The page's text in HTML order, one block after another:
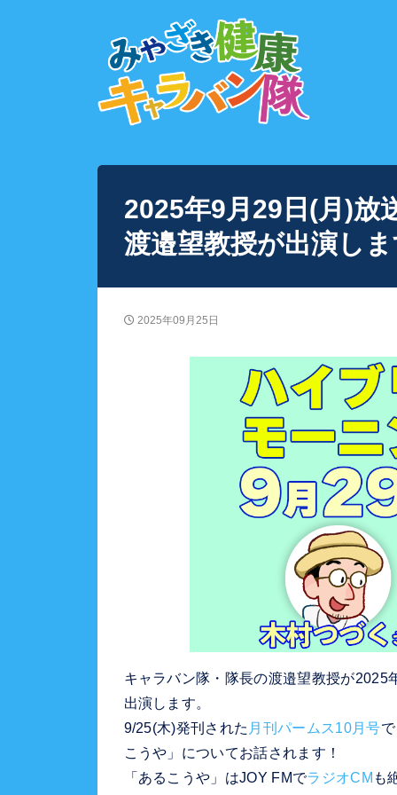
2025年9月29日(月)放
渡邉望教授が出演し
2025年09月25日
キャラバン隊・隊長の渡邉望教授が
出演します。
9/25(木)発刊された 月刊パームス10月号
こうや」についてお話されます！
「あるこうや」はJOY FMでラジオCM も